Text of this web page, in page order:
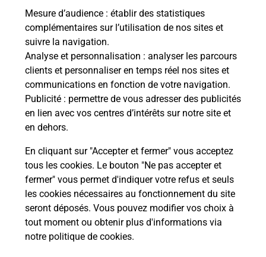
Mesure d’audience : établir des statistiques
complémentaires sur l’utilisation de nos sites et
suivre la navigation.
Analyse et personnalisation : analyser les parcours
clients et personnaliser en temps réel nos sites et
communications en fonction de votre navigation.
Publicité : permettre de vous adresser des publicités
en lien avec vos centres d’intérêts sur notre site et
en dehors.
En cliquant sur "Accepter et fermer" vous acceptez
tous les cookies. Le bouton "Ne pas accepter et
fermer" vous permet d'indiquer votre refus et seuls
les cookies nécessaires au fonctionnement du site
seront déposés. Vous pouvez modifier vos choix à
tout moment ou obtenir plus d'informations via
notre politique de cookies.
La Poste
en ligne
Ouvert 24h/24
En savoir plus
CONSIGNE PICKUP WELDOM ISTRES